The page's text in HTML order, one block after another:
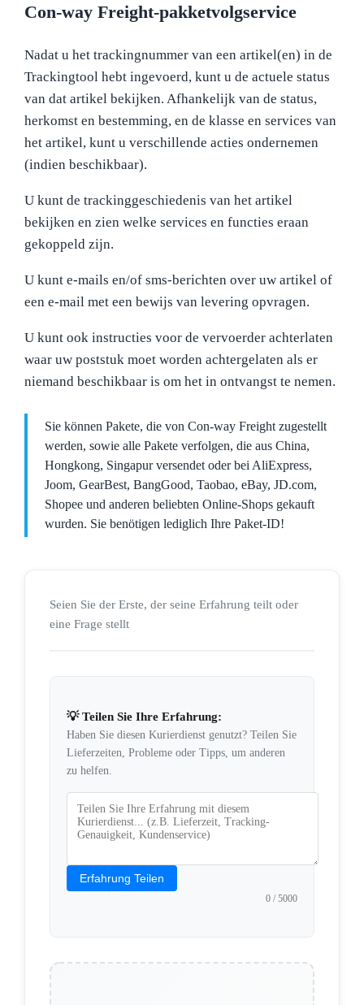
Con-way Freight-pakketvolgservice
Nadat u het trackingnummer van een artikel(en) in de
Trackingtool hebt ingevoerd, kunt u de actuele status
van dat artikel bekijken. Afhankelijk van de status,
herkomst en bestemming, en de klasse en services van
het artikel, kunt u verschillende acties ondernemen
(indien beschikbaar).
U kunt de trackinggeschiedenis van het artikel
bekijken en zien welke services en functies eraan
gekoppeld zijn.
U kunt e-mails en/of sms-berichten over uw artikel of
een e-mail met een bewijs van levering opvragen.
U kunt ook instructies voor de vervoerder achterlaten
waar uw poststuk moet worden achtergelaten als er
niemand beschikbaar is om het in ontvangst te nemen.
Sie können Pakete, die von Con-way Freight zugestellt
werden, sowie alle Pakete verfolgen, die aus China,
Hongkong, Singapur versendet oder bei AliExpress,
Joom, GearBest, BangGood, Taobao, eBay, JD.com,
Shopee und anderen beliebten Online-Shops gekauft
wurden. Sie benötigen lediglich Ihre Paket-ID!
Seien Sie der Erste, der seine Erfahrung teilt oder
eine Frage stellt
💡 Teilen Sie Ihre Erfahrung:
Haben Sie diesen Kurierdienst genutzt? Teilen Sie
Lieferzeiten, Probleme oder Tipps, um anderen
zu helfen.
Erfahrung Teilen
0 / 5000